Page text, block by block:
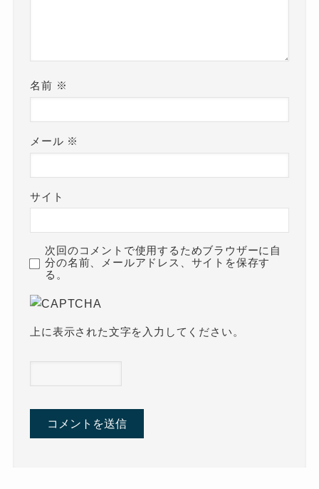
名前 ※
メール ※
サイト
次回のコメントで使用するためブラウザーに自
分の名前、メールアドレス、サイトを保存す
る。
上に表示された文字を入力してください。